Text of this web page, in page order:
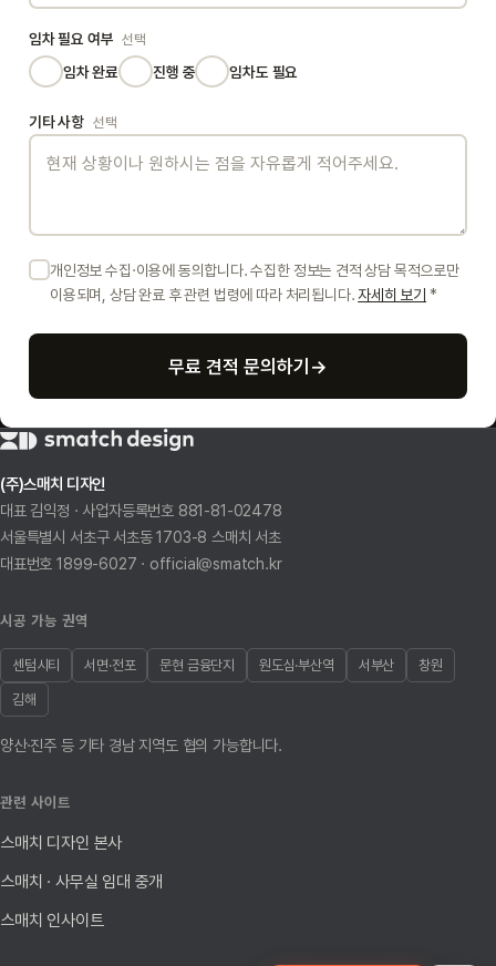
임차 필요 여부 선택
임차 완료 진행 중 임차도 필요
기타 사항 선택
개인정보 수집·이용에 동의합니다. 수집한 정보는 견적 상담 목적으로만
이용되며, 상담 완료 후 관련 법령에 따라 처리됩니다. 자세히 보기 *
무료 견적 문의하기 →
(주)스매치 디자인
대표 김익정 · 사업자등록번호 881-81-02478
서울특별시 서초구 서초동 1703-8 스매치 서초
대표번호 1899-6027 · official@smatch.kr
시공 가능 권역
센텀시티 서면·전포 문현 금융단지 원도심·부산역 서부산 창원
김해
양산·진주 등 기타 경남 지역도 협의 가능합니다.
관련 사이트
스매치 디자인 본사
스매치 · 사무실 임대 중개
스매치 인사이트